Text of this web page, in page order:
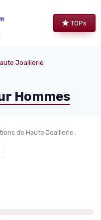
TOPs
Joaillerie
Hommes
de Haute Joaillerie :